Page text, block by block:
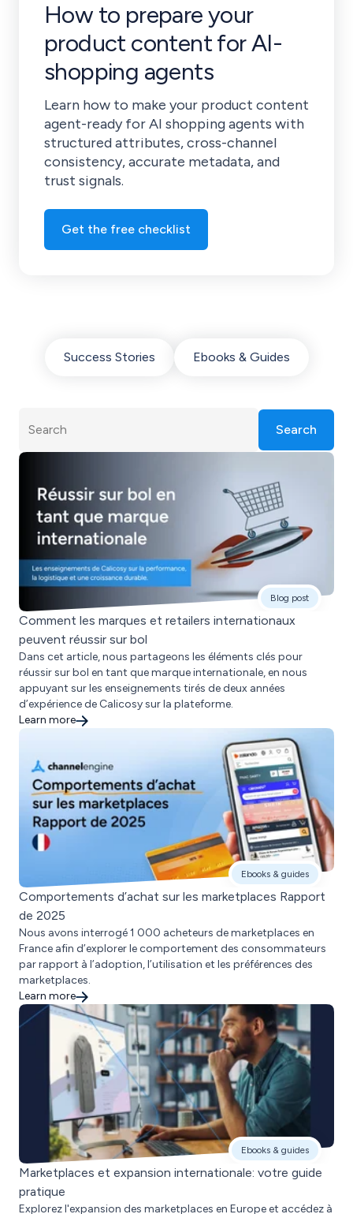
How to prepare your
product content for AI-
shopping agents
Learn how to make your product content
agent-ready for AI shopping agents with
structured attributes, cross-channel
consistency, accurate metadata, and
trust signals.
Get the free checklist
Success Stories Ebooks & Guides
Search
Blog post
Comment les marques et retailers internationaux
peuvent réussir sur bol
Dans cet article, nous partageons les éléments clés pour
réussir sur bol en tant que marque internationale, en nous
appuyant sur les enseignements tirés de deux années
d’expérience de Calicosy sur la plateforme.
Learn more
Ebooks & guides
Comportements d’achat sur les marketplaces Rapport
de 2025
Nous avons interrogé 1 000 acheteurs de marketplaces en
France afin d’explorer le comportement des consommateurs
par rapport à l’adoption, l’utilisation et les préférences des
marketplaces.
Learn more
Ebooks & guides
Marketplaces et expansion internationale: votre guide
pratique
Explorez l'expansion des marketplaces en Europe et accédez à